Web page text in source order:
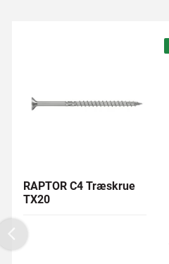
RAPTOR C4 Træskrue
TX20
Previous